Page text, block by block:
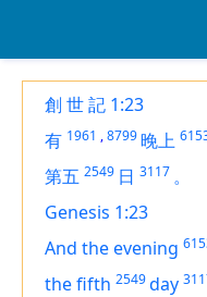
創 世 記 1:23
有 1961 ,8799晚上
第五 2549 日 3117 。
Genesis 1:23
And the evening
the fifth 2549day